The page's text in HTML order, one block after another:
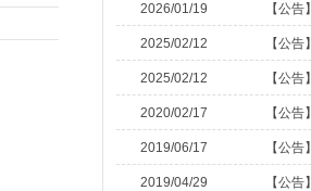
2026/01/19 【公告
2025/02/12 【公告
2025/02/12 【公告
2020/02/17 【公告
2019/06/17 【公告
2019/04/29 【公告